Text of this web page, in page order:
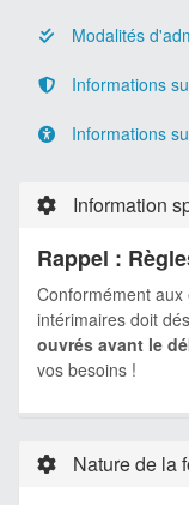
Modalités
Informations
Informations
Information
Rappel :
Conformément aux
intérimaires doit
ouvrés avant le
vos besoins !
Nature de la